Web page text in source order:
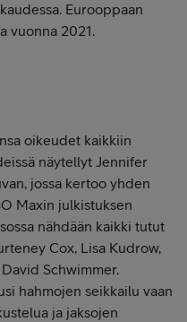
Eurooppaan
vuonna 2021.
oikeudet kaikkiin
näytellyt Jennifer
jossa kertoo yhden
Maxin julkistuksen
nähdään kaikki tutut
Cox, Lisa Kudrow,
Schwimmer.
hahmojen seikkailu vaan
ja jaksojen